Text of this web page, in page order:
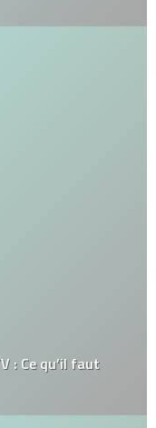
: Ce qu’il faut